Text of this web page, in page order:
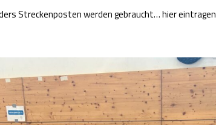
Streckenposten werden gebraucht… hier eintragen